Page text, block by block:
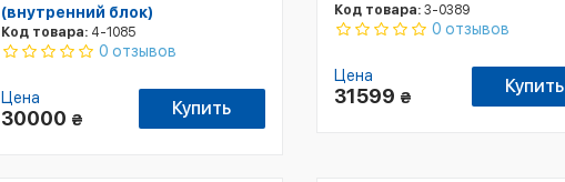
(внутренний блок)
Код товара: 4-1085
0 отзывов
Цена
30000 ₴
Купить
Код товара:3-0389
0 отзывов
Цена
31599 ₴
Купить